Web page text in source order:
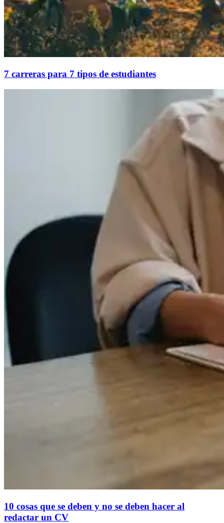
7 carreras para 7 tipos de estudiantes
10 cosas que se deben y no se deben hacer al
redactar un CV